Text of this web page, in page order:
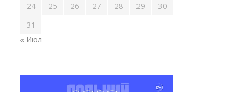
24
25 26 27 28 29
30
31
« Июл